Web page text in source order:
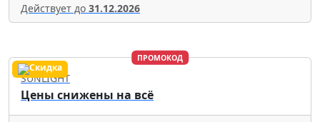
Действует до 31.12.2026
ПРОМОКОД
SUNLIGHT
Цены снижены на всё